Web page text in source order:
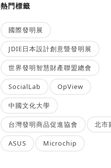
熱門標籤
國際發明展
JDIE日本設計創意暨發明展
世界發明智慧財產聯盟總會
SocialLab OpView
中國文化大學
台灣發明商品促進協會 北市
ASUS Microchip